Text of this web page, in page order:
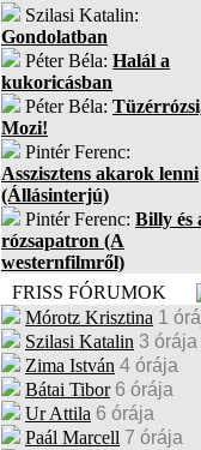
Szilasi Katalin:
Gondolatban
Péter Béla: Halál a
kukoricásban
Péter Béla:
Mozi!
Pintér Ferenc:
Asszisztens akarok lenni
(Állásinterjú)
Pintér Ferenc: Billy és
rózsapatron (A
westernfilmről)
FRISS FÓRUMOK
Mórotz Krisztina 1
Szilasi Katalin 3 órája
Zima István 4 órája
Bátai Tibor 6 órája
Ur Attila 6 órája
Paál Marcell 7 órája